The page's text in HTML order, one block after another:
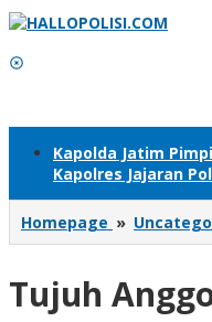
Lewati
konten
Kapolda Jatim
Kapolres Jajaran
Homepage »
Tujuh